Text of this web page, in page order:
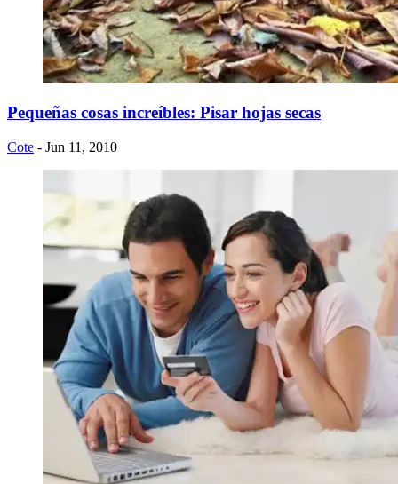
Pequeñas cosas increíbles: Pisar hojas secas
Cote - Jun 11, 2010